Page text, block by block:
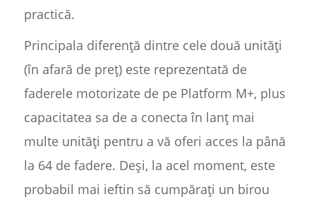
practică.
Principala diferență dintre cele două unități
(în afară de preț) este reprezentată de
faderele motorizate de pe Platform M+, plus
capacitatea sa de a conecta în lanț mai
multe unități pentru a vă oferi acces la până
la 64 de fadere. Deși, la acel moment, este
probabil mai ieftin să cumpărați un birou